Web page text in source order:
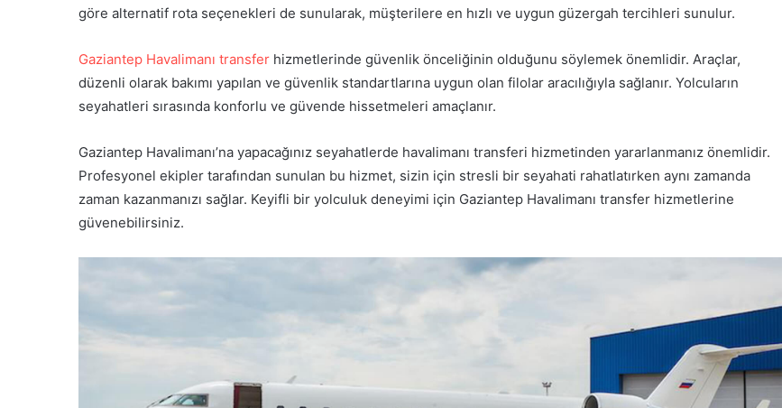
göre alternatif rota seçenekleri de sunularak, müşterilere en hızlı ve uygun güzergah tercihleri sunulur.
Gaziantep Havalimanı transfer hizmetlerinde güvenlik önceliğinin olduğunu söylemek önemlidir. Araçlar,
düzenli olarak bakımı yapılan ve güvenlik standartlarına uygun olan filolar aracılığıyla sağlanır. Yolcuların
seyahatleri sırasında konforlu ve güvende hissetmeleri amaçlanır.
Gaziantep Havalimanı’na yapacağınız seyahatlerde havalimanı transferi hizmetinden yararlanmanız önemlidir.
Profesyonel ekipler tarafından sunulan bu hizmet, sizin için stresli bir seyahati rahatlatırken aynı zamanda
zaman kazanmanızı sağlar. Keyifli bir yolculuk deneyimi için Gaziantep Havalimanı transfer hizmetlerine
güvenebilirsiniz.